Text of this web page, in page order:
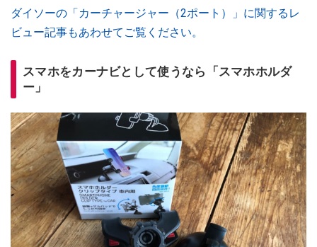
ダイソーの「カーチャージャー（2ポート）」に関するレ
ビュー記事もあわせてご覧ください。
スマホをカーナビとして使うなら「スマホホルダ
ー」